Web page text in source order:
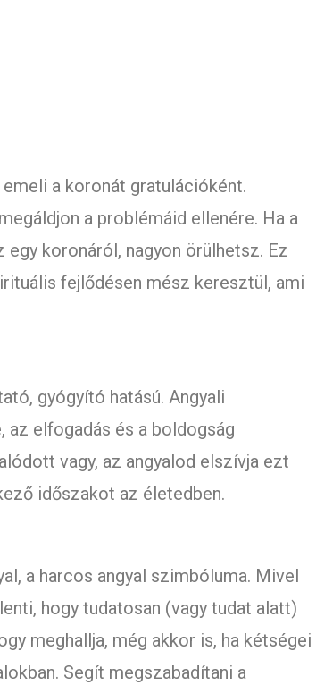
a koronát gratulációként.
a problémáid ellenére. Ha a
koronáról, nagyon örülhetsz. Ez
fejlődésen mész keresztül, ami
gyógyító hatású. Angyali
az elfogadás és a boldogság
vagy, az angyalod elszívja ezt
időszakot az életedben.
a harcos angyal szimbóluma. Mivel
hogy tudatosan (vagy tudat alatt)
meghallja, még akkor is, ha kétségei
Segít megszabadítani a